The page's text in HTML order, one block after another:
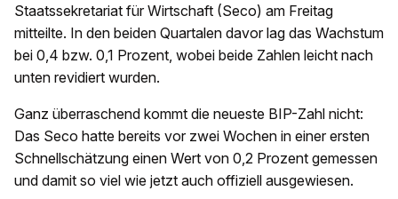
Staatssekretariat für Wirtschaft (Seco) am Freitag
mitteilte. In den beiden Quartalen davor lag das Wachstum
bei 0,4 bzw. 0,1 Prozent, wobei beide Zahlen leicht nach
unten revidiert wurden.
Ganz überraschend kommt die neueste BIP-Zahl nicht:
Das Seco hatte bereits vor zwei Wochen in einer ersten
Schnellschätzung einen Wert von 0,2 Prozent gemessen
und damit so viel wie jetzt auch offiziell ausgewiesen.